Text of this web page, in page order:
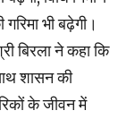
भी बढ़ेगी।
बिरला ने कहा कि
शासन की
के जीवन में